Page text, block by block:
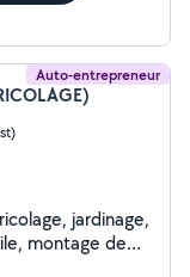
Auto-entrepreneur
jardinage,
montage de